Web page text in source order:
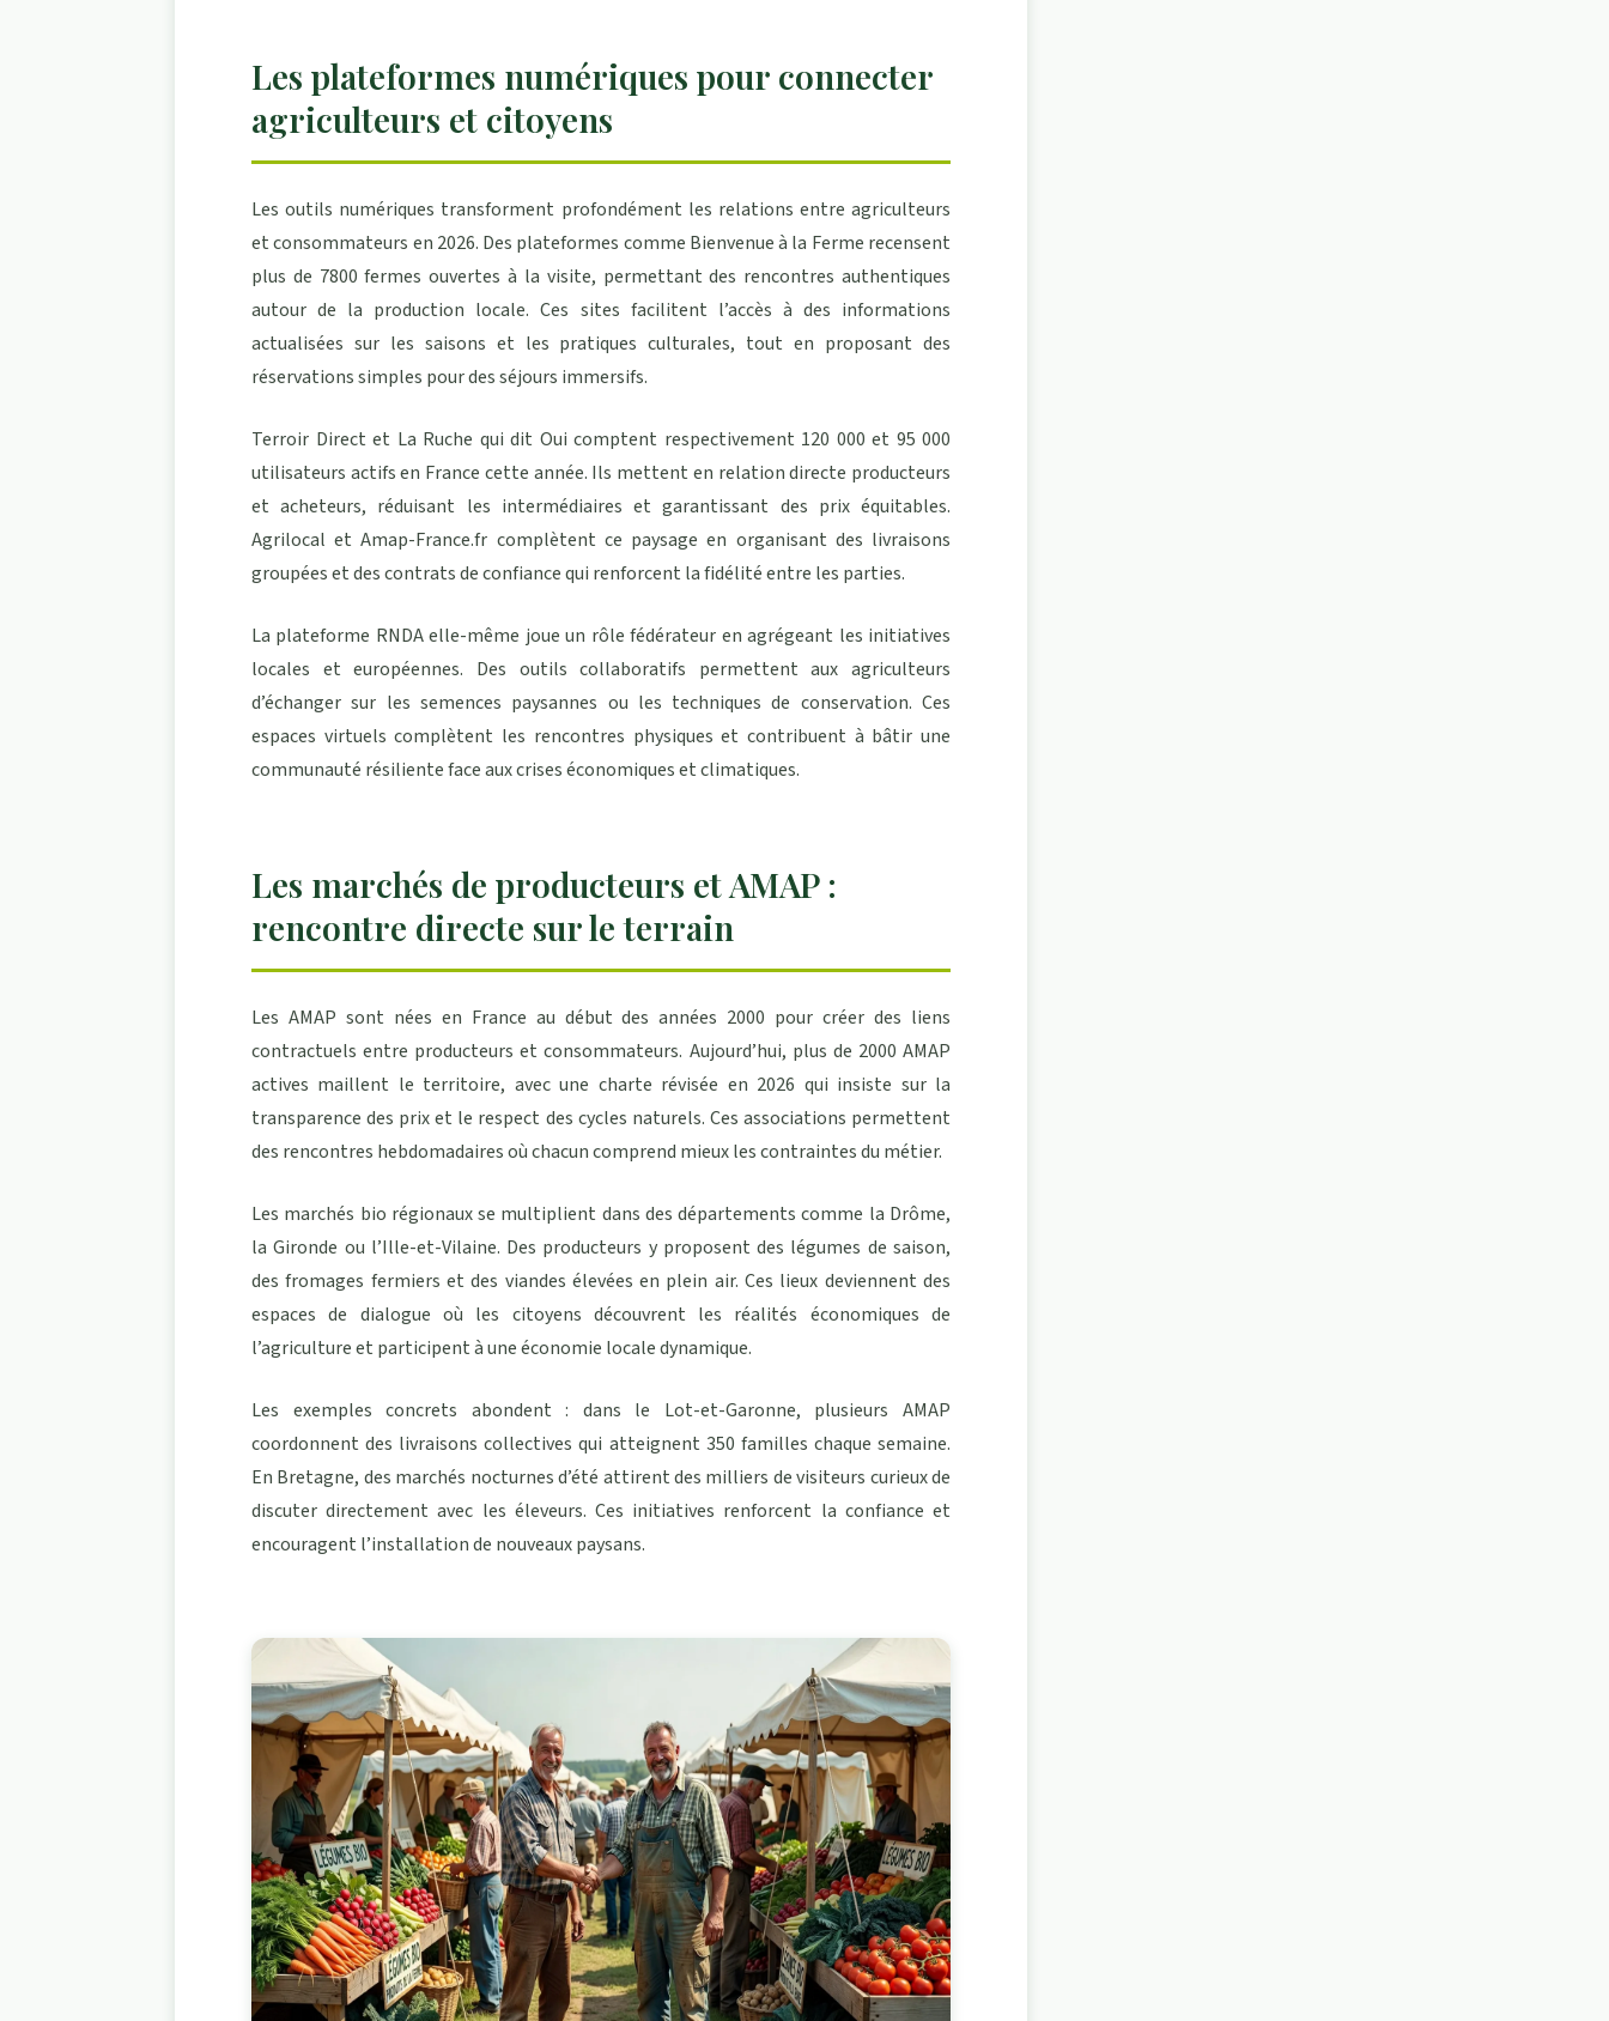
Les plateformes numériques pour connecter
agriculteurs et citoyens
Les outils numériques transforment profondément les relations entre agriculteurs
et consommateurs en 2026. Des plateformes comme Bienvenue à la Ferme recensent
plus de 7800 fermes ouvertes à la visite, permettant des rencontres authentiques
autour de la production locale. Ces sites facilitent l’accès à des informations
actualisées sur les saisons et les pratiques culturales, tout en proposant des
réservations simples pour des séjours immersifs.
Terroir Direct et La Ruche qui dit Oui comptent respectivement 120 000 et 95 000
utilisateurs actifs en France cette année. Ils mettent en relation directe producteurs
et acheteurs, réduisant les intermédiaires et garantissant des prix équitables.
Agrilocal et Amap-France.fr complètent ce paysage en organisant des livraisons
groupées et des contrats de confiance qui renforcent la fidélité entre les parties.
La plateforme RNDA elle-même joue un rôle fédérateur en agrégeant les initiatives
locales et européennes. Des outils collaboratifs permettent aux agriculteurs
d’échanger sur les semences paysannes ou les techniques de conservation. Ces
espaces virtuels complètent les rencontres physiques et contribuent à bâtir une
communauté résiliente face aux crises économiques et climatiques.
Les marchés de producteurs et AMAP :
rencontre directe sur le terrain
Les AMAP sont nées en France au début des années 2000 pour créer des liens
contractuels entre producteurs et consommateurs. Aujourd’hui, plus de 2000 AMAP
actives maillent le territoire, avec une charte révisée en 2026 qui insiste sur la
transparence des prix et le respect des cycles naturels. Ces associations permettent
des rencontres hebdomadaires où chacun comprend mieux les contraintes du métier.
Les marchés bio régionaux se multiplient dans des départements comme la Drôme,
la Gironde ou l’Ille-et-Vilaine. Des producteurs y proposent des légumes de saison,
des fromages fermiers et des viandes élevées en plein air. Ces lieux deviennent des
espaces de dialogue où les citoyens découvrent les réalités économiques de
l’agriculture et participent à une économie locale dynamique.
Les exemples concrets abondent : dans le Lot-et-Garonne, plusieurs AMAP
coordonnent des livraisons collectives qui atteignent 350 familles chaque semaine.
En Bretagne, des marchés nocturnes d’été attirent des milliers de visiteurs curieux de
discuter directement avec les éleveurs. Ces initiatives renforcent la confiance et
encouragent l’installation de nouveaux paysans.